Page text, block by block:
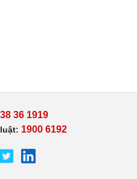
36 1919
1900 6192